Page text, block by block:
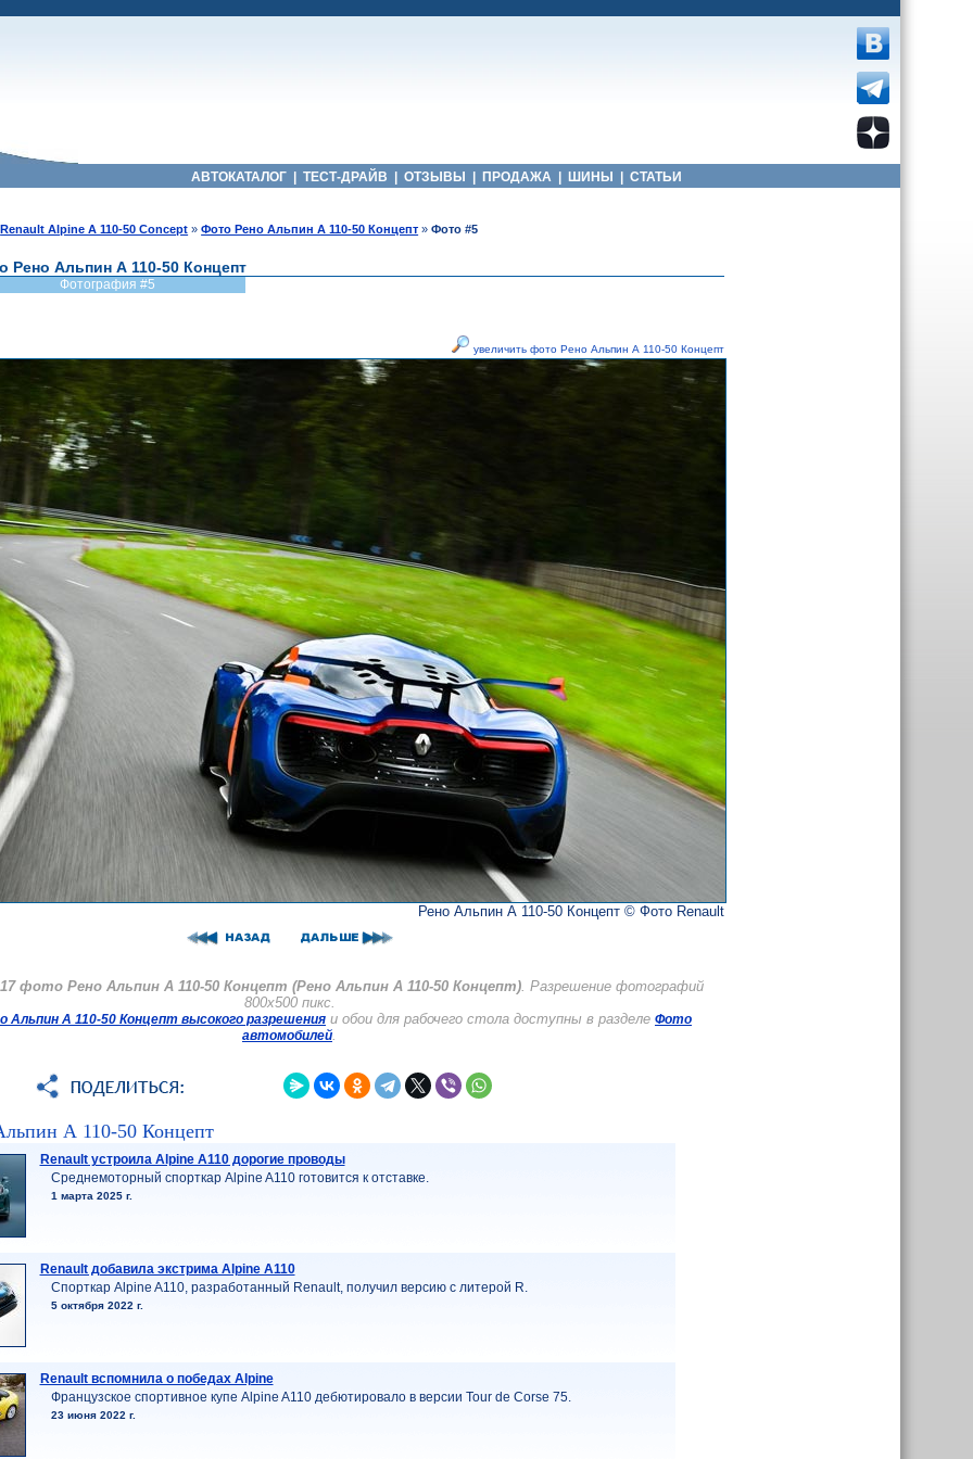
АВТОКАТАЛОГ ТЕСТ-ДРАЙВ ОТЗЫВЫ ПРОДАЖА ШИНЫ СТАТЬИ
Renault Alpine A 110-50 Concept »Фото Рено Альпин А 110-50 Концепт »Фото #5
Рено Альпин А 110-50 Концепт
Фотография #5
увеличить фото Рено Альпин А 110-50 Концепт
Рено Альпин А 110-50 Концепт © Фото Renault
17 фото Рено Альпин А 110-50 Концепт (Рено Альпин А 110-50 Концепт). Разрешение фотографий
800x500 пикс.
Альпин А 110-50 Концепт высокого разрешения и обои для рабочего стола доступны в разделе Фото
автомобилей.
А 110-50 Концепт
Renault устроила Alpine A110 дорогие проводы
Cреднемоторный спорткар Alpine A110 готовится к отставке.
1 марта 2025 г.
Renault добавила экстрима Alpine A110
Спорткар Alpine A110, разработанный Renault, получил версию с литерой R.
5 октября 2022 г.
Renault вспомнила о победах Alpine
Французское спортивное купе Alpine A110 дебютировало в версии Tour de Corse 75.
23 июня 2022 г.